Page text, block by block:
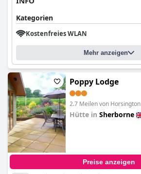
Kategorien
Kostenfreies WLAN
Mehr anzeigen
Poppy Lodge
2.7 Meilen von Horsington
Hütte in Sherborne
Preise anzeigen